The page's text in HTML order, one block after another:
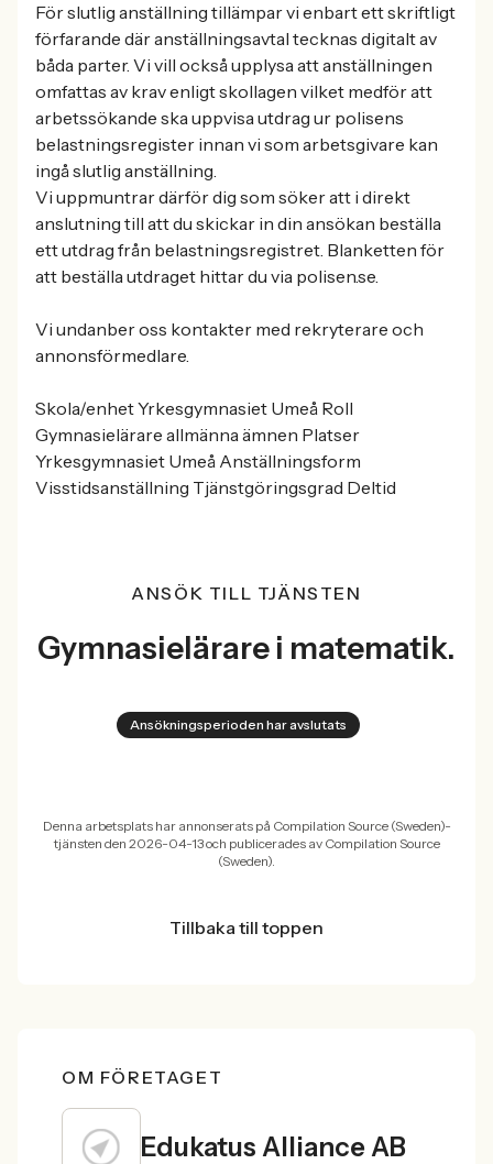
För slutlig anställning tillämpar vi enbart ett skriftligt
förfarande där anställningsavtal tecknas digitalt av
båda parter. Vi vill också upplysa att anställningen
omfattas av krav enligt skollagen vilket medför att
arbetssökande ska uppvisa utdrag ur polisens
belastningsregister innan vi som arbetsgivare kan
ingå slutlig anställning.
Vi uppmuntrar därför dig som söker att i direkt
anslutning till att du skickar in din ansökan beställa
ett utdrag från belastningsregistret. Blanketten för
att beställa utdraget hittar du via polisen.se.
Vi undanber oss kontakter med rekryterare och
annonsförmedlare.
Skola/enhet Yrkesgymnasiet Umeå Roll
Gymnasielärare allmänna ämnen Platser
Yrkesgymnasiet Umeå Anställningsform
Visstidsanställning Tjänstgöringsgrad Deltid
ANSÖK TILL TJÄNSTEN
Gymnasielärare i matematik.
Ansökningsperioden har avslutats
Denna arbetsplats har annonserats på Compilation Source (Sweden)-
tjänsten den 2026-04-13 och publicerades av Compilation Source
(Sweden).
Tillbaka till toppen
OM FÖRETAGET
Edukatus Alliance AB